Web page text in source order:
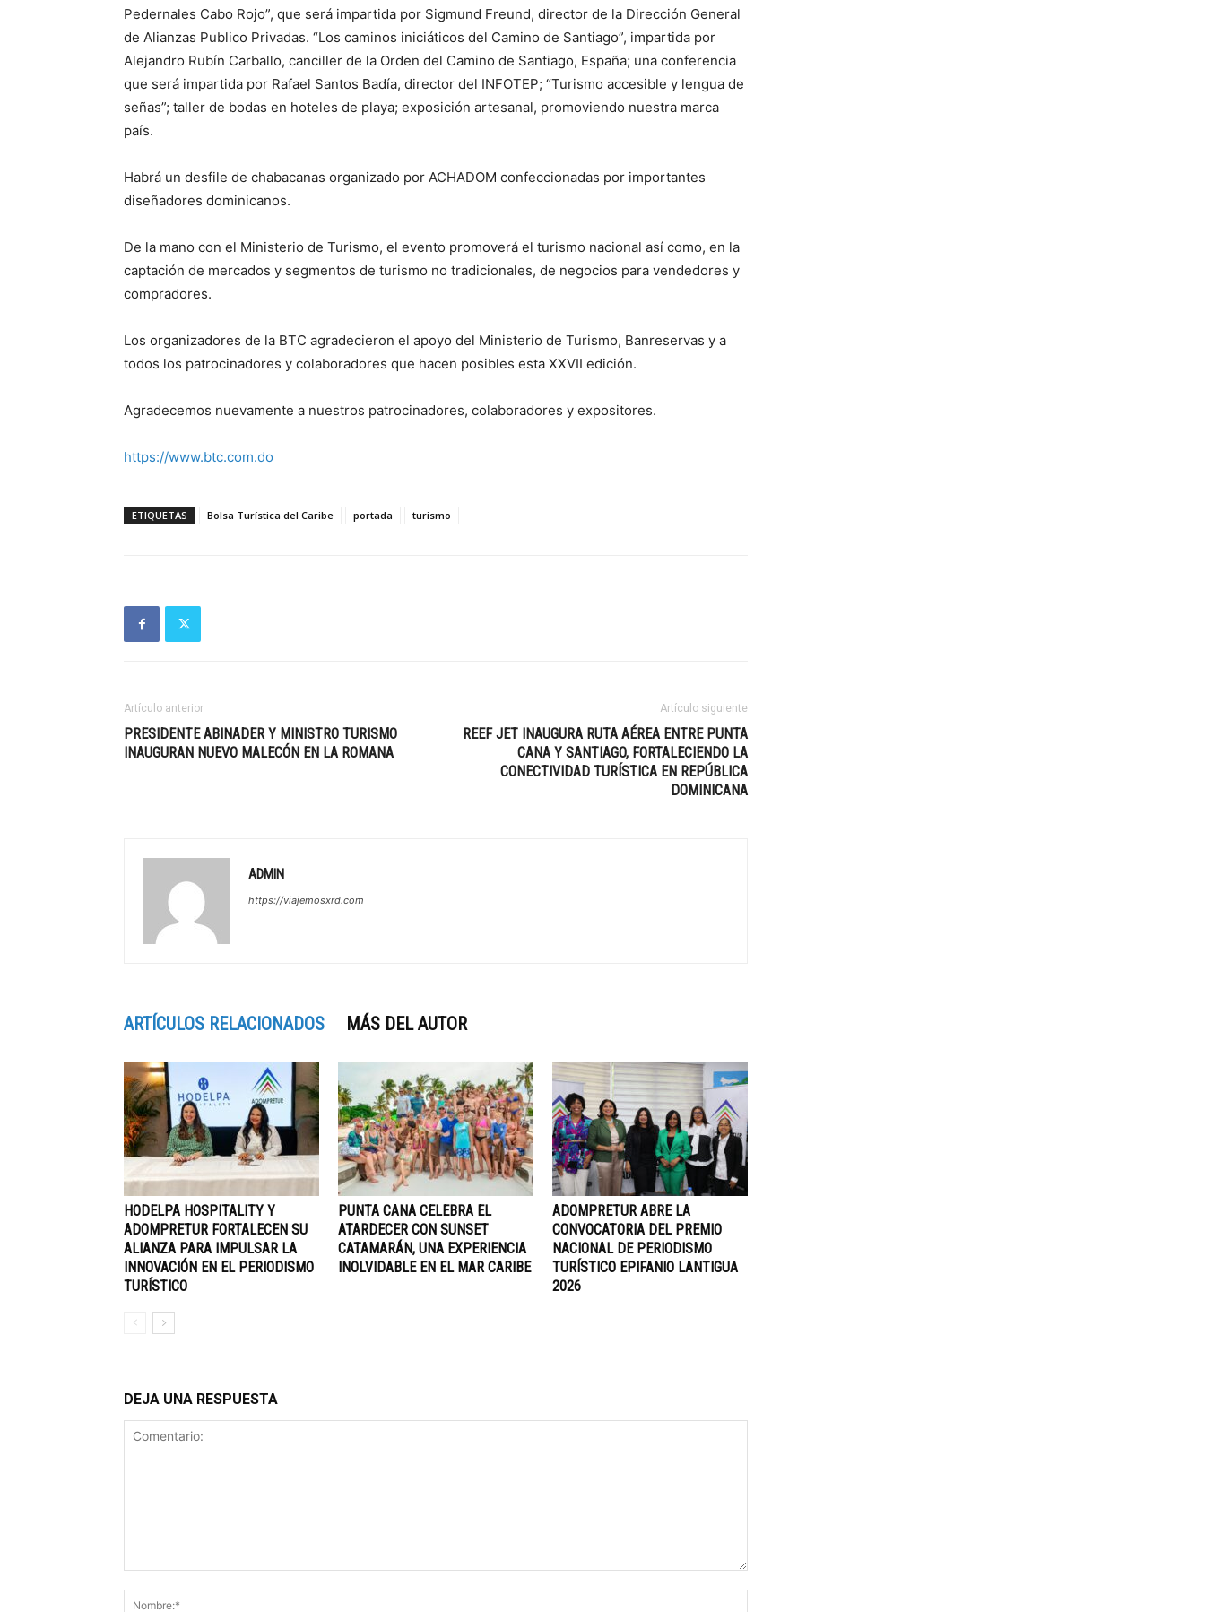
Pedernales Cabo Rojo”, que será impartida por Sigmund Freund, director de la Dirección General
de Alianzas Publico Privadas. “Los caminos iniciáticos del Camino de Santiago”, impartida por
Alejandro Rubín Carballo, canciller de la Orden del Camino de Santiago, España; una conferencia
que será impartida por Rafael Santos Badía, director del INFOTEP; “Turismo accesible y lengua de
señas”; taller de bodas en hoteles de playa; exposición artesanal, promoviendo nuestra marca
país.
Habrá un desfile de chabacanas organizado por ACHADOM confeccionadas por importantes
diseñadores dominicanos.
De la mano con el Ministerio de Turismo, el evento promoverá el turismo nacional así como, en la
captación de mercados y segmentos de turismo no tradicionales, de negocios para vendedores y
compradores.
Los organizadores de la BTC agradecieron el apoyo del Ministerio de Turismo, Banreservas y a
todos los patrocinadores y colaboradores que hacen posibles esta XXVII edición.
Agradecemos nuevamente a nuestros patrocinadores, colaboradores y expositores.
https://www.btc.com.do
ETIQUETAS Bolsa Turística del Caribe portada turismo
Artículo anterior
PRESIDENTE ABINADER Y MINISTRO TURISMO
INAUGURAN NUEVO MALECÓN EN LA ROMANA
Artículo siguiente
REEF JET INAUGURA RUTA AÉREA ENTRE PUNTA
CANA Y SANTIAGO, FORTALECIENDO LA
CONECTIVIDAD TURÍSTICA EN REPÚBLICA
DOMINICANA
ADMIN
https://viajemosxrd.com
ARTÍCULOS RELACIONADOS MÁS DEL AUTOR
HODELPA HOSPITALITY Y
ADOMPRETUR FORTALECEN SU
ALIANZA PARA IMPULSAR LA
INNOVACIÓN EN EL PERIODISMO
TURÍSTICO
PUNTA CANA CELEBRA EL
ATARDECER CON SUNSET
CATAMARÁN, UNA EXPERIENCIA
INOLVIDABLE EN EL MAR CARIBE
ADOMPRETUR ABRE LA
CONVOCATORIA DEL PREMIO
NACIONAL DE PERIODISMO
TURÍSTICO EPIFANIO LANTIGUA
2026
DEJA UNA RESPUESTA